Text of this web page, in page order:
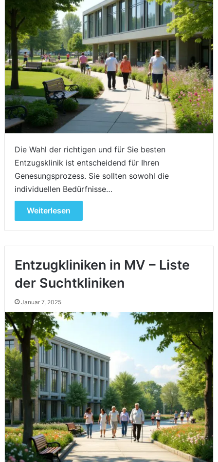
Die Wahl der richtigen und für Sie besten
Entzugsklinik ist entscheidend für Ihren
Genesungsprozess. Sie sollten sowohl die
individuellen Bedürfnisse…
Weiterlesen
Entzugkliniken in MV – Liste
der Suchtkliniken
Januar 7, 2025